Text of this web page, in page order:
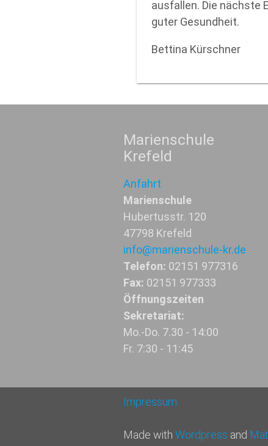
ausfallen. Die nächste
guter Gesundheit.
Bettina Kürschner
Marienschule
Krefeld
Anfahrt
Marienschule
Hubertusstr. 120
47798 Krefeld
info@marienschule-kr.de
Telefon: 02151 977316
Fax: 02151 977333
Öffnungszeiten
Sekretariat:
Mo.-Do. 7.30 - 14:00
Fr. 7:30 - 11:45
Impressum
Made with Wordpress and